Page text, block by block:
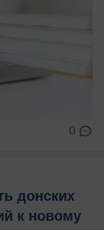
0
донских
к новому